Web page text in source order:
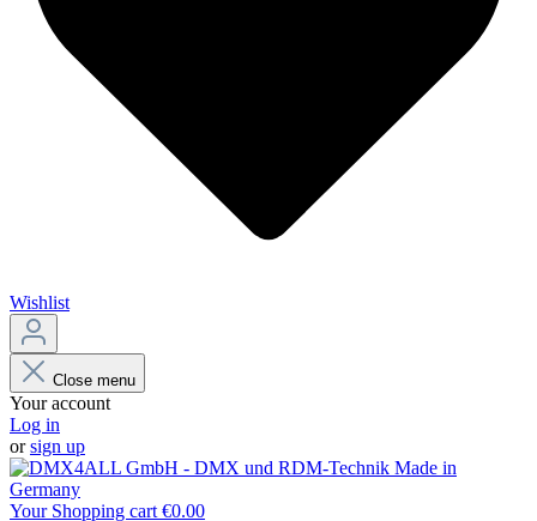
Wishlist
Close menu
Your account
Log in
orsign up
Your Shopping cart €0.00